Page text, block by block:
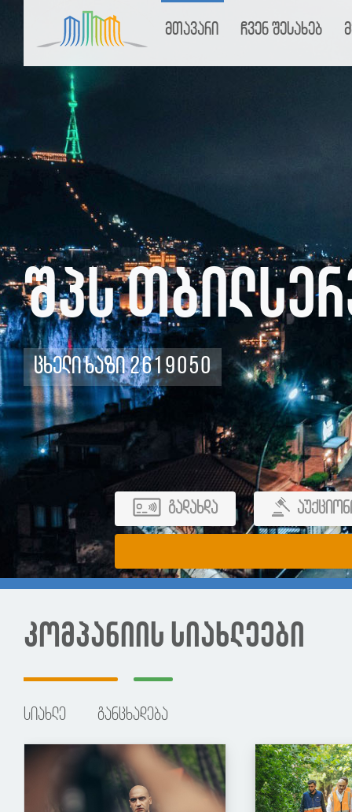
მთავარი ჩვენ შესახებ
შპს
ცხელი ხაზი 2619050
გადახდა
კომპანიის სიახლეები
სიახლე განცხადება